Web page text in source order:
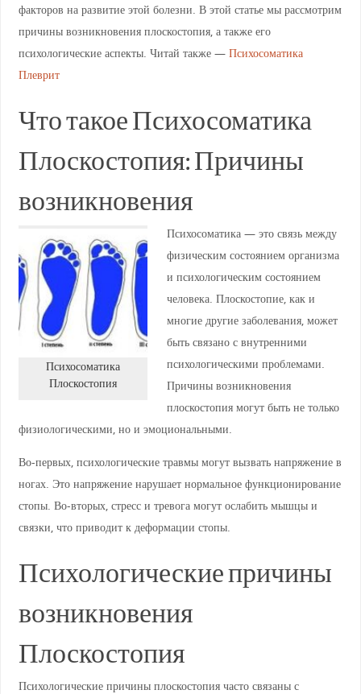
факторов на развитие этой болезни. В этой статье мы рассмотрим
причины возникновения плоскостопия, а также его
психологические аспекты. Читай также — Психосоматика
Плеврит
Что такое Психосоматика
Плоскостопия: Причины
возникновения
Психосоматика
Плоскостопия
Психосоматика — это связь между
физическим состоянием организма
и психологическим состоянием
человека. Плоскостопие, как и
многие другие заболевания, может
быть связано с внутренними
психологическими проблемами.
Причины возникновения
плоскостопия могут быть не только
физиологическими, но и эмоциональными.
Во-первых, психологические травмы могут вызвать напряжение в
ногах. Это напряжение нарушает нормальное функционирование
стопы. Во-вторых, стресс и тревога могут ослабить мышцы и
связки, что приводит к деформации стопы.
Психологические причины
возникновения
Плоскостопия
Психологические причины плоскостопия часто связаны с